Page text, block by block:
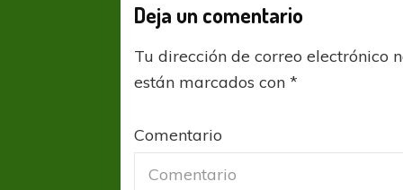
Deja un comentario
Tu dirección de correo electrónico
están marcados con*
Comentario